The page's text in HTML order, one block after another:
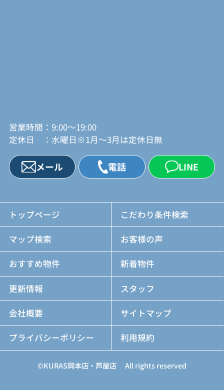
営業時間：9:00～19:00
定休日 ：水曜日※1月～3月は定休日無
メール 電話 LINE
トップページ こだわり条件検索
マップ検索 お客様の声
おすすめ物件 新着物件
更新情報 スタッフ
会社概要 サイトマップ
プライバシーポリシー 利用規約
©KURAS岡本店・芦屋店 All rights reserved